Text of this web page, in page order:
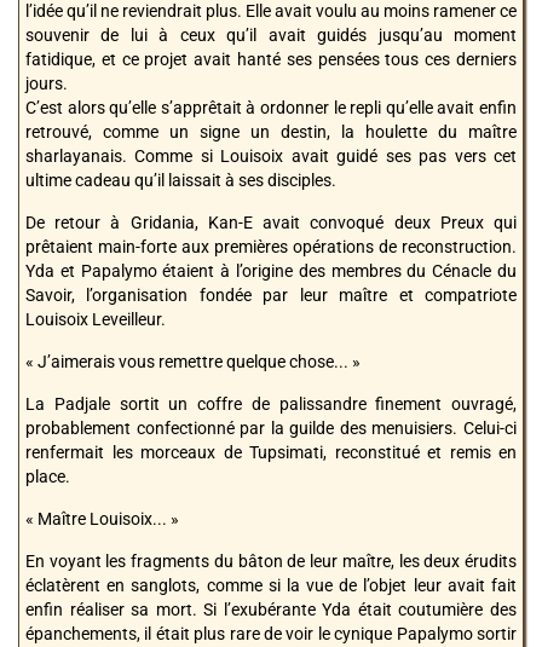
l’idée qu’il ne reviendrait plus. Elle avait voulu au moins ramener ce
souvenir de lui à ceux qu’il avait guidés jusqu’au moment
fatidique, et ce projet avait hanté ses pensées tous ces derniers
jours.
C’est alors qu’elle s’apprêtait à ordonner le repli qu’elle avait enfin
retrouvé, comme un signe un destin, la houlette du maître
sharlayanais. Comme si Louisoix avait guidé ses pas vers cet
ultime cadeau qu’il laissait à ses disciples.
De retour à Gridania, Kan-E avait convoqué deux Preux qui
prêtaient main-forte aux premières opérations de reconstruction.
Yda et Papalymo étaient à l’origine des membres du Cénacle du
Savoir, l’organisation fondée par leur maître et compatriote
Louisoix Leveilleur.
« J’aimerais vous remettre quelque chose... »
La Padjale sortit un coffre de palissandre finement ouvragé,
probablement confectionné par la guilde des menuisiers. Celui-ci
renfermait les morceaux de Tupsimati, reconstitué et remis en
place.
« Maître Louisoix... »
En voyant les fragments du bâton de leur maître, les deux érudits
éclatèrent en sanglots, comme si la vue de l’objet leur avait fait
enfin réaliser sa mort. Si l’exubérante Yda était coutumière des
épanchements, il était plus rare de voir le cynique Papalymo sortir